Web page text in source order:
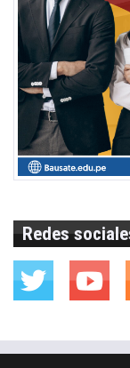
Redes